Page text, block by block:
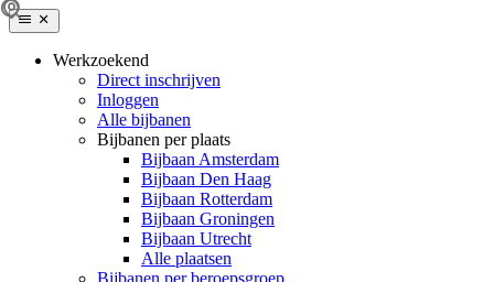
Werkzoekend
Direct inschrijven
Inloggen
Alle bijbanen
Bijbanen per plaats
Bijbaan Amsterdam
Bijbaan Den Haag
Bijbaan Rotterdam
Bijbaan Groningen
Bijbaan Utrecht
Alle plaatsen
Bijbanen per beroepsgroep